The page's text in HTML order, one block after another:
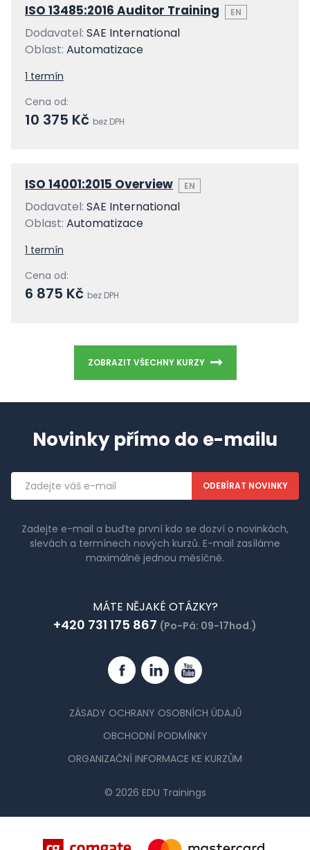
ISO 13485:2016 Auditor Training EN
Dodavatel: SAE International
Oblast: Automatizace
1 termín
Cena od:
10 375 Kč bez DPH
ISO 14001:2015 Overview EN
Dodavatel: SAE International
Oblast: Automatizace
1 termín
Cena od:
6 875 Kč bez DPH
ZOBRAZIT VŠECHNY KURZY
Novinky přímo do e-mailu
Emailová
adresa
Zadejte e-mail a buďte první kdo se dozví o novinkách,
slevách a termínech nových kurzů. E-mail zasíláme
maximálně jednou měsíčně.
MÁTE NĚJAKÉ OTÁZKY?
+420 731 175 867 (Po-Pá: 09-17hod.)
FacebookLinkedinYouTube
ZÁSADY OCHRANY OSOBNÍCH ÚDAJŮ
OBCHODNÍ PODMÍNKY
ORGANIZAČNÍ INFORMACE KE KURZŮM
© 2026 EDU Trainings